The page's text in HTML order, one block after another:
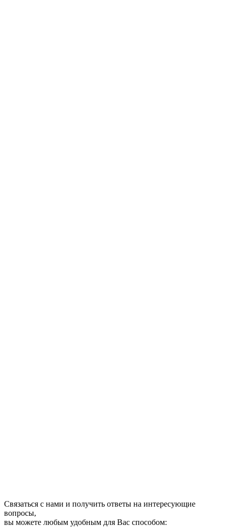
Связаться с нами и получить ответы на интересующие
вопросы,
вы можете любым удобным для Вас способом: